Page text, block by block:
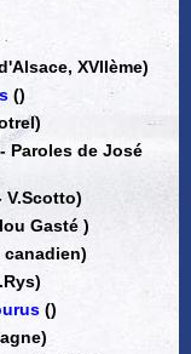
XVIIème)
()
- Paroles de José
V.Scotto)
Gasté )
()